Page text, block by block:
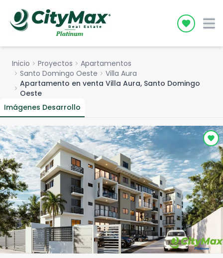
Icon
Inicio chevron_right Proyectos chevron_right Apartamentos
chevron_right Santo Domingo Oeste chevron_right Villa Aura
chevron_right Apartamento en venta Villa Aura, Santo Domingo
Oeste
Imágenes Desarrollo